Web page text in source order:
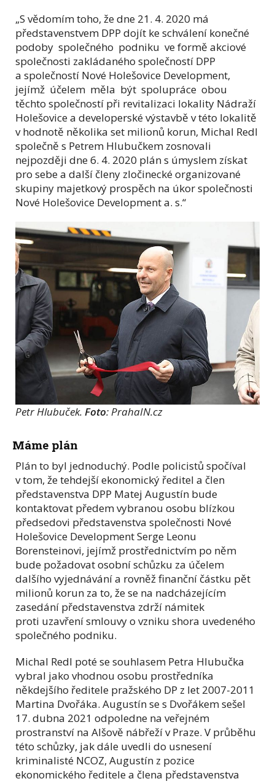
„S vědomím toho, že dne 21. 4. 2020 má
představenstvem DPP dojít ke schválení konečné
podoby společného podniku ve formě akciové
společnosti zakládaného společností DPP
a společností Nové Holešovice Development,
jejímž účelem měla být spolupráce obou
těchto společností při revitalizaci lokality Nádraží
Holešovice a developerské výstavbě v této lokalitě
v hodnotě několika set milionů korun, Michal Redl
společně s Petrem Hlubučkem zosnovali
nejpozději dne 6. 4. 2020 plán s úmyslem získat
pro sebe a další členy zločinecké organizované
skupiny majetkový prospěch na úkor společnosti
Nové Holešovice Development a. s.“
Petr Hlubuček. Foto: PrahaIN.cz
Máme plán
Plán to byl jednoduchý. Podle policistů spočíval
v tom, že tehdejší ekonomický ředitel a člen
představenstva DPP Matej Augustín bude
kontaktovat předem vybranou osobu blízkou
předsedovi představenstva společnosti Nové
Holešovice Development Serge Leonu
Borensteinovi, jejímž prostřednictvím po něm
bude požadovat osobní schůzku za účelem
dalšího vyjednávání a rovněž finanční částku pět
milionů korun za to, že se na nadcházejícím
zasedání představenstva zdrží námitek
proti uzavření smlouvy o vzniku shora uvedeného
společného podniku.
Michal Redl poté se souhlasem Petra Hlubučka
vybral jako vhodnou osobu prostředníka
někdejšího ředitele pražského DP z let 2007-2011
Martina Dvořáka. Augustín se s Dvořákem sešel
17. dubna 2021 odpoledne na veřejném
prostranství na Alšově nábřeží v Praze. V průběhu
této schůzky, jak dále uvedli do usnesení
kriminalisté NCOZ, Augustín z pozice
ekonomického ředitele a člena představenstva